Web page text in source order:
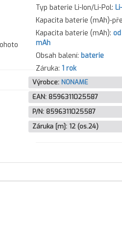
Typ baterie Li-Ion/Li-Pol:
Kapacita baterie (mAh)-
Kapacita baterie (mAh):
mAh
Obsah balení: baterie
Záruka: 1 rok
Výrobce: NONAME
EAN: 8596311025587
P/N: 8596311025587
Záruka [m]: 12 (os.24)